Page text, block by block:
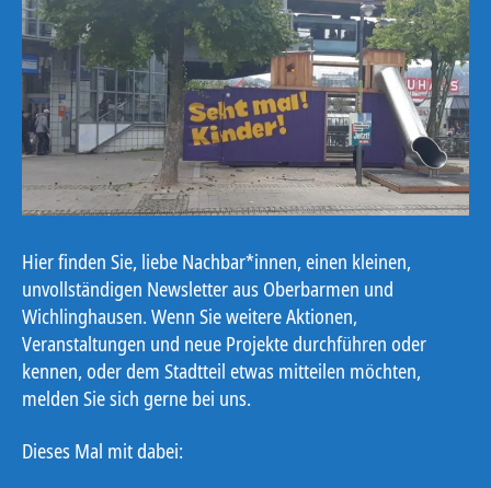
Hier finden Sie, liebe Nachbar*innen, einen kleinen,
unvollständigen Newsletter aus Oberbarmen und
Wichlinghausen. Wenn Sie weitere Aktionen,
Veranstaltungen und neue Projekte durchführen oder
kennen, oder dem Stadtteil etwas mitteilen möchten,
melden Sie sich gerne bei uns.
Dieses Mal mit dabei: